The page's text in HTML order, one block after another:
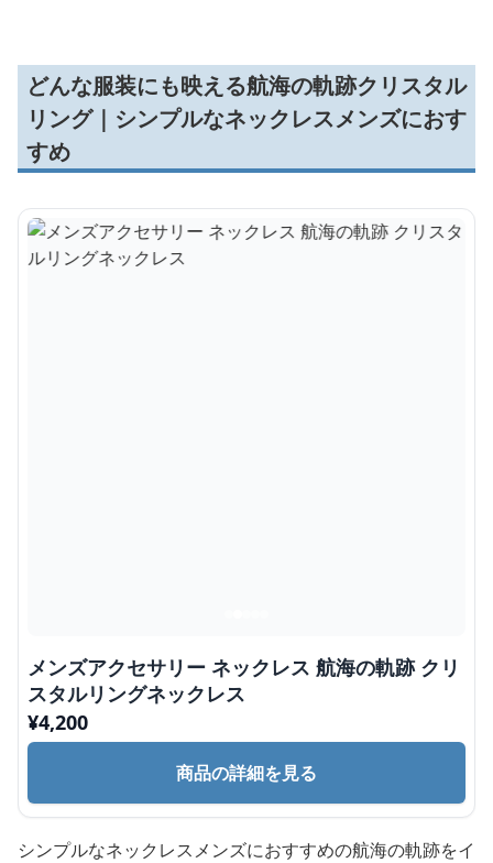
どんな服装にも映える航海の軌跡クリスタル
リング｜シンプルなネックレスメンズにおす
すめ
メンズアクセサリー ネックレス 航海の軌跡 クリ
スタルリングネックレス
¥4,200
商品の詳細を見る
シンプルなネックレスメンズにおすすめの航海の軌跡をイ